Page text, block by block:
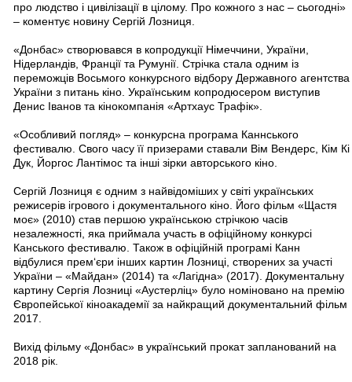
про людство і цивілізації в цілому. Про кожного з нас – сьогодні»
– коментує новину Сергій Лозниця.
«Донбас» створювався в копродукції Німеччини, України,
Нідерландів, Франції та Румунії. Стрічка стала одним із
переможців Восьмого конкурсного відбору Державного агентства
України з питань кіно. Українським копродюсером виступив
Денис Іванов та кінокомпанія «Артхаус Трафік».
«Особливий погляд» – конкурсна програма Каннського
фестивалю. Свого часу її призерами ставали Вім Вендерс, Кім Кі
Дук, Йоргос Лантімос та інші зірки авторського кіно.
Сергій Лозниця є одним з найвідоміших у світі українських
режисерів ігрового і документального кіно. Його фільм «Щастя
моє» (2010) став першою українською стрічкою часів
незалежності, яка приймала участь в офіційному конкурсі
Канського фестивалю. Також в офіційній програмі Канн
відбулися прем‘єри інших картин Лозниці, створених за участі
України – «Майдан» (2014) та «Лагідна» (2017). Документальну
картину Сергія Лозниці «Аустерліц» було номіновано на премію
Європейської кіноакадемії за найкращий документальний фільм
2017.
Вихід фільму «Донбас» в український прокат запланований на
2018 рік.